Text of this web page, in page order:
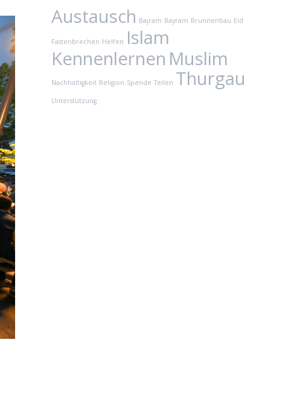
Austausch Bajram Bayram Brunnenbau Eid
Fastenbrechen Helfen Islam
Kennenlernen Muslim
Nachhaltigkeit Religion Spende Teilen Thurgau
Unterstützung